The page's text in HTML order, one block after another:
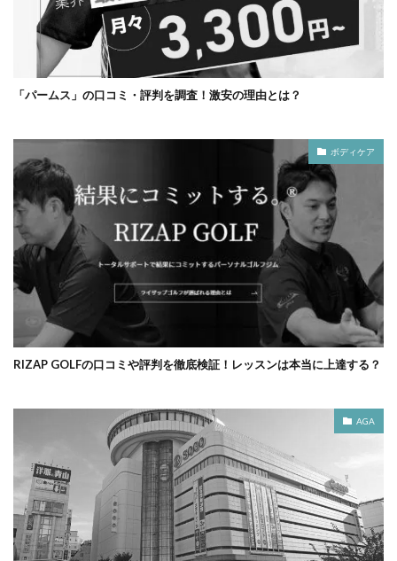
「パームス」の口コミ・評判を調査！激安の理由とは？
ボディケア
RIZAP GOLFの口コミや評判を徹底検証！レッスンは本当に上達する？
AGA